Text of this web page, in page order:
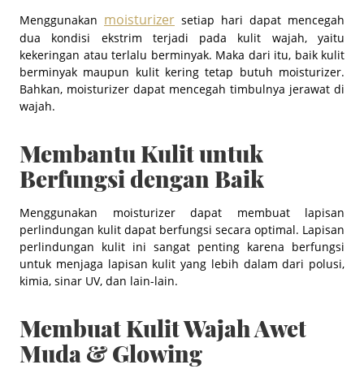
Menggunakan moisturizer setiap hari dapat mencegah
dua kondisi ekstrim terjadi pada kulit wajah, yaitu
kekeringan atau terlalu berminyak. Maka dari itu, baik kulit
berminyak maupun kulit kering tetap butuh moisturizer.
Bahkan, moisturizer dapat mencegah timbulnya jerawat di
wajah.
Membantu Kulit untuk
Berfungsi dengan Baik
Menggunakan moisturizer dapat membuat lapisan
perlindungan kulit dapat berfungsi secara optimal. Lapisan
perlindungan kulit ini sangat penting karena berfungsi
untuk menjaga lapisan kulit yang lebih dalam dari polusi,
kimia, sinar UV, dan lain-lain.
Membuat Kulit Wajah Awet
Muda & Glowing